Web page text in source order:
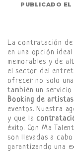
PUBLICADO EL
La contratación
en una opción
memorables y de
el sector del
ofrecer no solo
también un
Booking de artistas
eventos. Nuestra
y que la
éxito. Con Ma
son llevadas a
garantizando una